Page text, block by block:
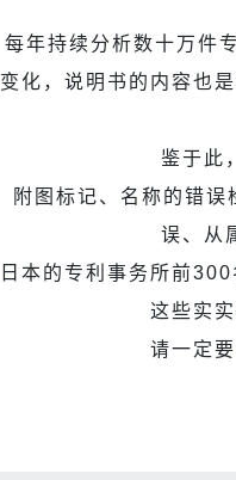
每年持续分析数十万件
变化，说明书的内容也
鉴于此
附图标记、名称的错
误、从
日本的专利事务所前
这些实
请一定